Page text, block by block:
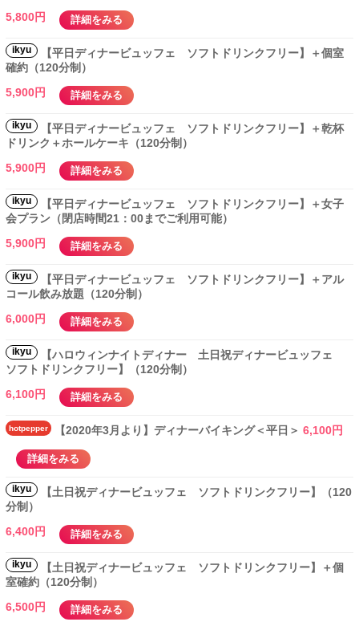
5,800円
詳細をみる
ikyu
【平日ディナービュッフェ ソフトドリンクフリー】＋個室
確約（120分制）
5,900円
詳細をみる
ikyu
【平日ディナービュッフェ ソフトドリンクフリー】＋乾杯
ドリンク＋ホールケーキ（120分制）
5,900円
詳細をみる
ikyu
【平日ディナービュッフェ ソフトドリンクフリー】＋女子
会プラン（閉店時間21：00までご利用可能）
5,900円
詳細をみる
ikyu
【平日ディナービュッフェ ソフトドリンクフリー】＋アル
コール飲み放題（120分制）
6,000円
詳細をみる
ikyu
【ハロウィンナイトディナー 土日祝ディナービュッフェ
ソフトドリンクフリー】（120分制）
6,100円
詳細をみる
hotpepper 【2020年3月より】ディナーバイキング＜平日＞ 6,100円
詳細をみる
ikyu
【土日祝ディナービュッフェ ソフトドリンクフリー】（120
分制）
6,400円
詳細をみる
ikyu
【土日祝ディナービュッフェ ソフトドリンクフリー】＋個
室確約（120分制）
6,500円
詳細をみる